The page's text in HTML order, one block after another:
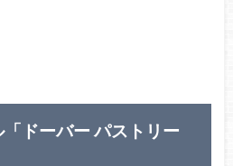
ドーバー パストリー